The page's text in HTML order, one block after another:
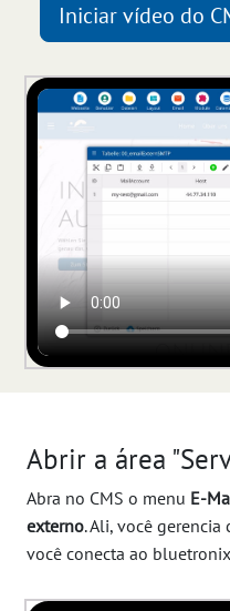
Iniciar vídeo do
Abrir a área
Abra no CMS o menu E-
externo. Ali, você
você conecta ao